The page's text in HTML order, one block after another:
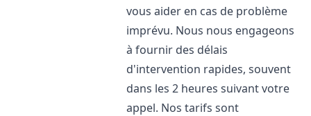
vous aider en cas de problème
imprévu. Nous nous engageons
à fournir des délais
d'intervention rapides, souvent
dans les 2 heures suivant votre
appel. Nos tarifs sont